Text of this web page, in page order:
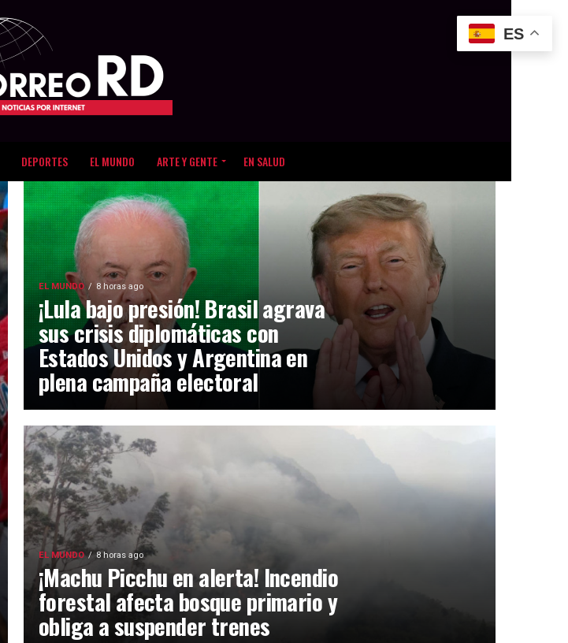
DEPORTES EL MUNDO ARTE Y GENTE EN SALUD
EL MUNDO 8 horas ago
¡Lula bajo presión! Brasil agrava
sus crisis diplomáticas con
Estados Unidos y Argentina en
plena campaña electoral
EL MUNDO 8 horas ago
¡Machu Picchu en alerta! Incendio
forestal afecta bosque primario y
obliga a suspender trenes
ES